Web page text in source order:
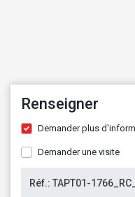
Renseigner
Demander plus
Demander une visite